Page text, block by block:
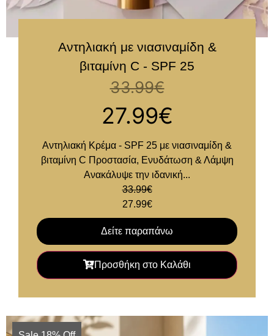
Αντηλιακή με νιασιναμίδη &
βιταμίνη C - SPF 25
33.99€
27.99€
Αντηλιακή Κρέμα - SPF 25 με νιασιναμίδη &
βιταμίνη C Προστασία, Ενυδάτωση & Λάμψη
Ανακάλυψε την ιδανική...
33.99€
27.99€
Δείτε παραπάνω
Προσθήκη στο Καλάθι